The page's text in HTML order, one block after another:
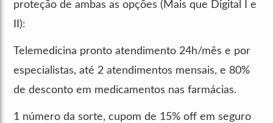
proteção de ambas as opções (Mais que Digital I e
II):
Telemedicina pronto atendimento 24h/mês e por
especialistas, até 2 atendimentos mensais, e 80%
de desconto em medicamentos nas farmácias.
1 número da sorte, cupom de 15% off em seguro